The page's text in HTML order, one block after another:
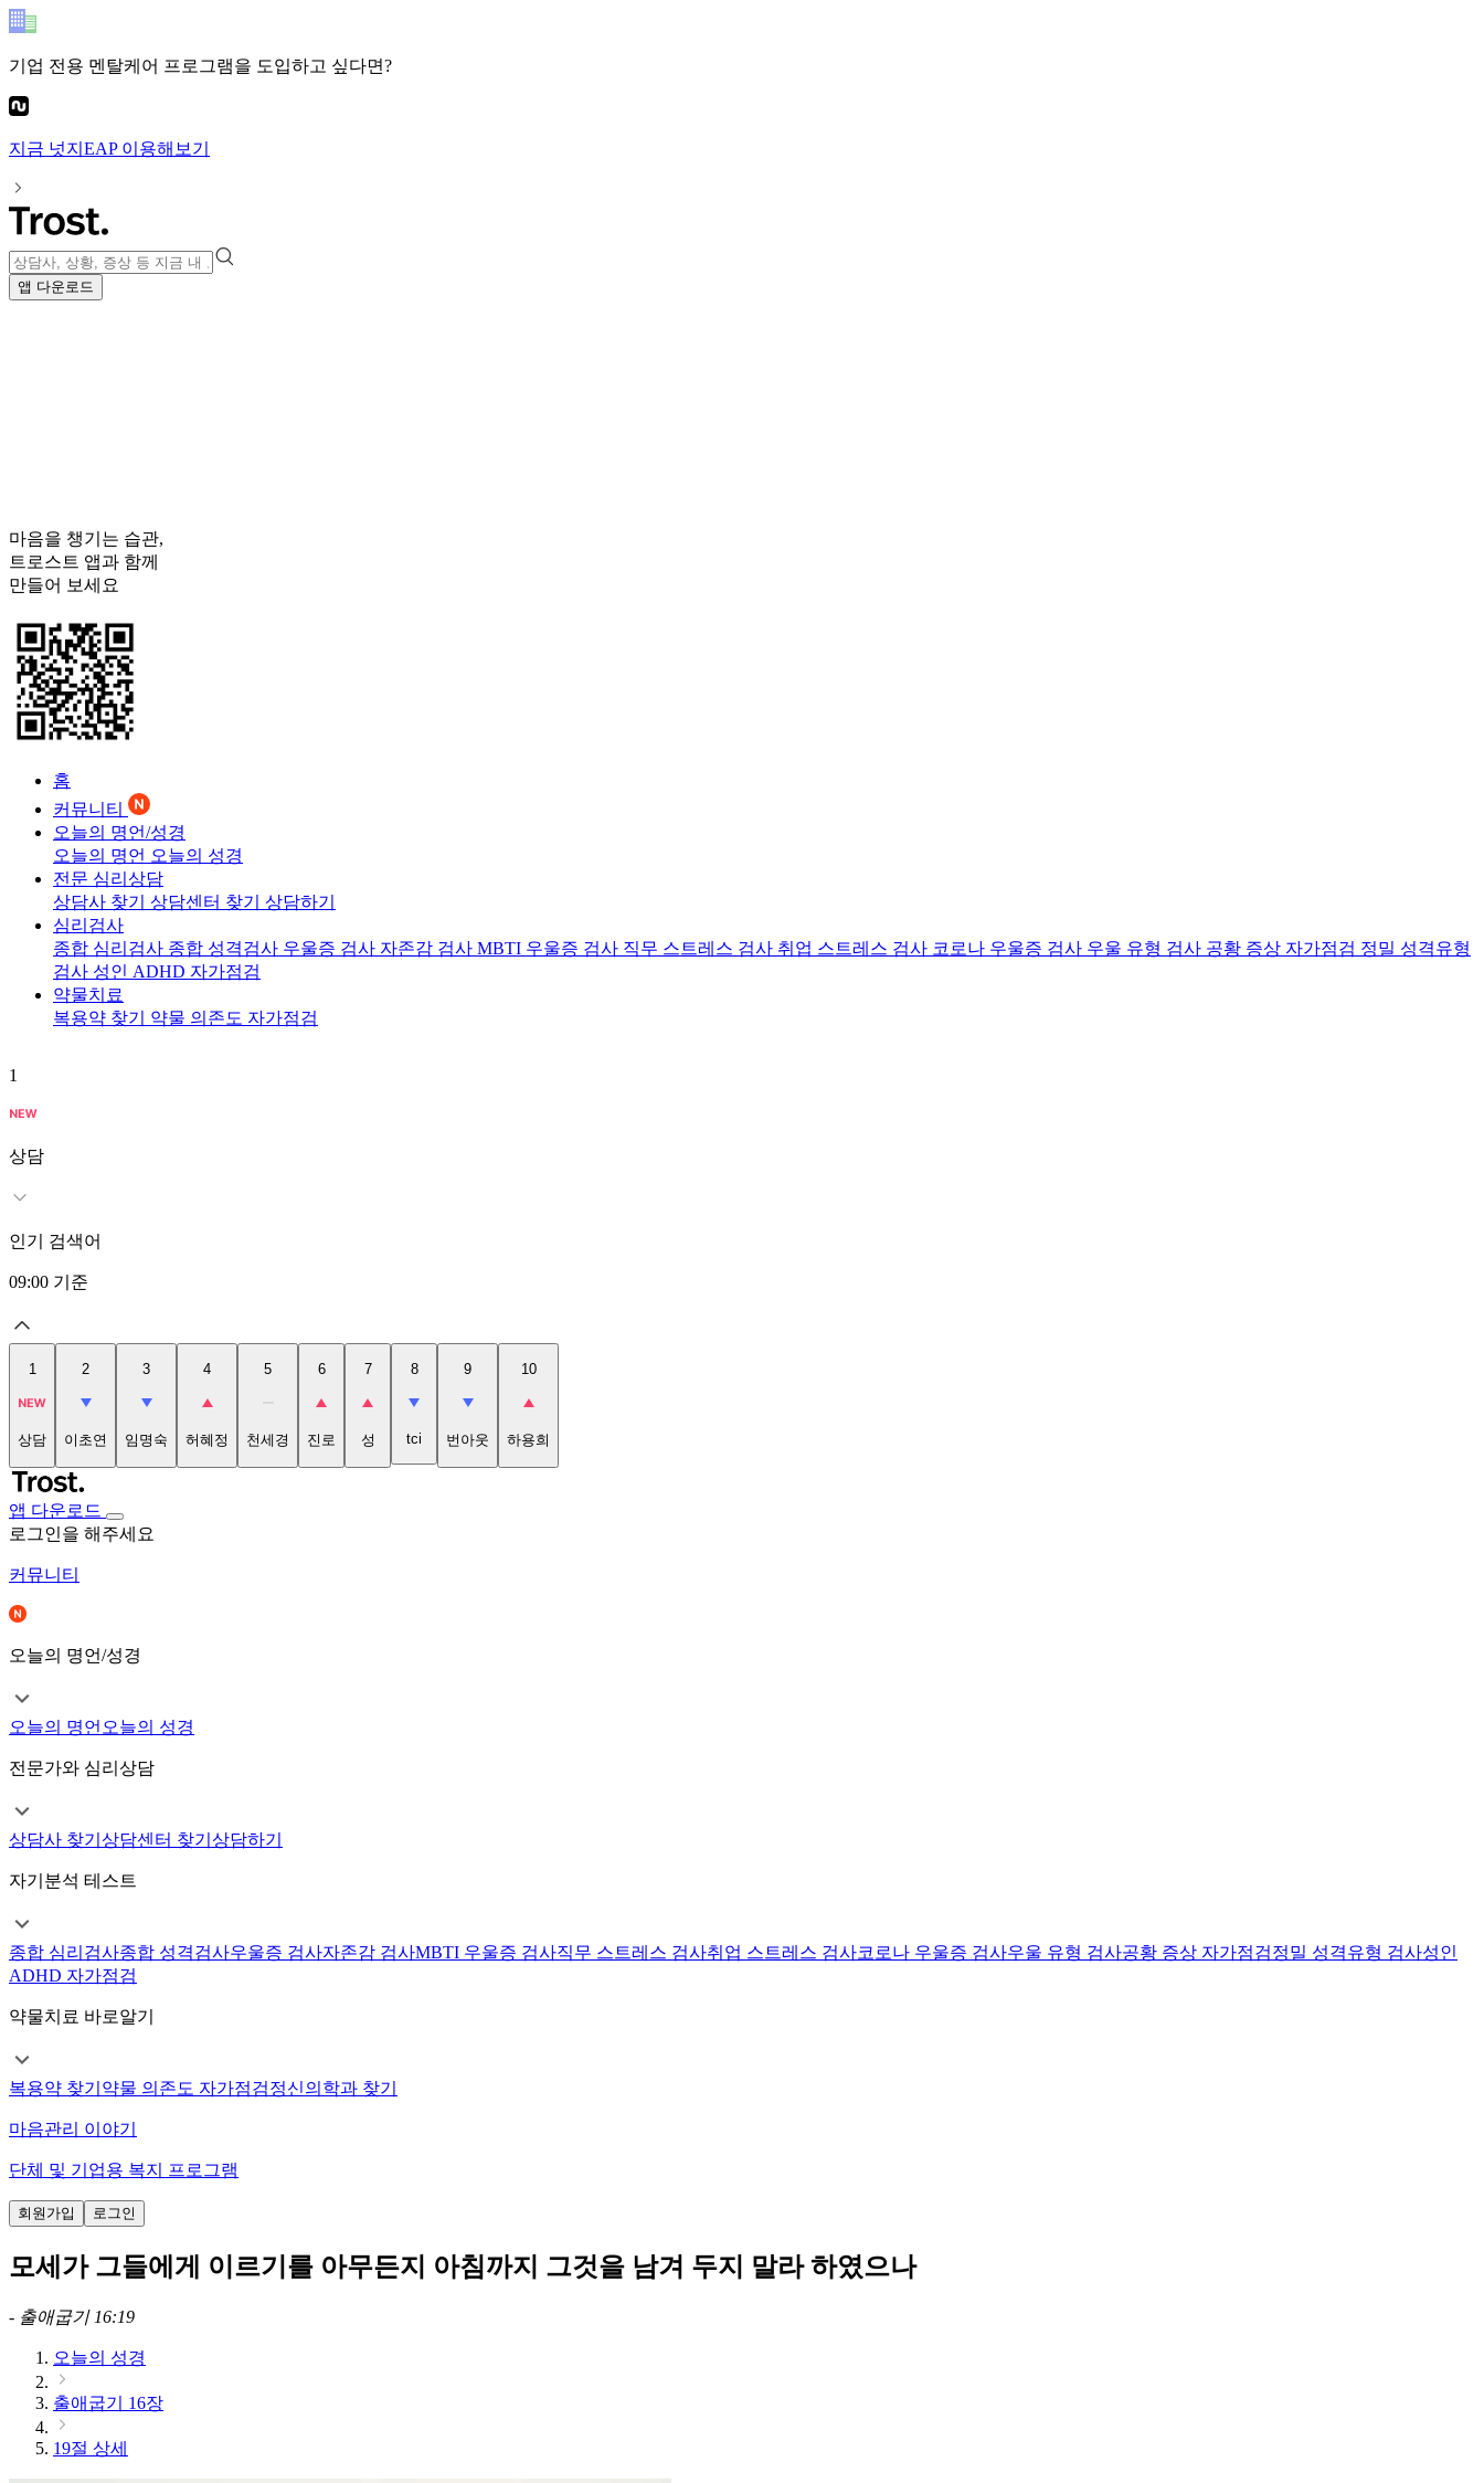
기업 전용 멘탈케어 프로그램을 도입하고 싶다면?
지금 넛지EAP이용해보기
앱 다운로드
마음을 챙기는 습관,
트로스트 앱과 함께
만들어 보세요
홈
커뮤니티
오늘의 명언/성경
오늘의 명언 오늘의 성경
전문 심리상담
상담사 찾기 상담센터 찾기 상담하기
심리검사
종합 심리검사 종합 성격검사 우울증 검사 자존감 검사 MBTI 우울증 검사 직무 스트레스 검사 취업 스트레스 검사 코로나 우울증 검사 우울 유형 검사 공황 증상 자가점검 정밀 성격유형
검사 성인 ADHD 자가점검
약물치료
복용약 찾기 약물 의존도 자가점검
1
상담
인기 검색어
09:00 기준
1
상담
2
이초연
3
임명숙
4
허혜정
5
천세경
6
진로
7
성
8
tci
9
번아웃
10
하용희
앱 다운로드
로그인을 해주세요
커뮤니티
오늘의 명언/성경
오늘의 명언 오늘의 성경
전문가와 심리상담
상담사 찾기 상담센터 찾기 상담하기
자기분석 테스트
종합 심리검사종합 성격검사우울증 검사자존감 검사MBTI 우울증 검사직무 스트레스 검사취업 스트레스 검사코로나 우울증 검사우울 유형 검사공황 증상 자가점검정밀 성격유형 검사성인
ADHD 자가점검
약물치료 바로알기
복용약 찾기 약물 의존도 자가점검정신의학과 찾기
마음관리 이야기
단체 및 기업용 복지 프로그램
회원가입 로그인
모세가 그들에게 이르기를 아무든지 아침까지 그것을 남겨 두지 말라 하였으나
- 출애굽기 16:19
오늘의 성경
출애굽기 16장
19절 상세